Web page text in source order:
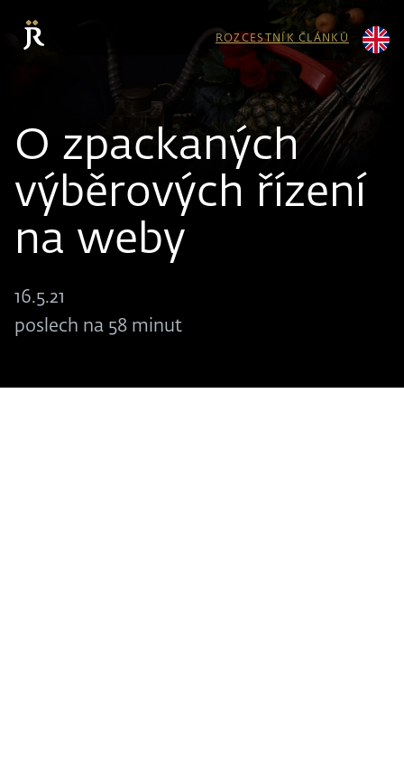
ROZCESTNÍK ČLÁNKŮ
O zpackaných
výběrových řízení
na weby
16.5.21
poslech na 58 minut